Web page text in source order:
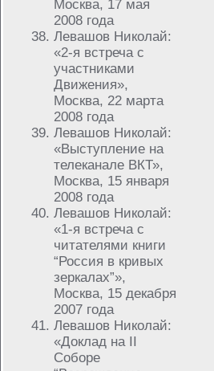
Москва, 17 мая
2008 года
Левашов Николай:
«2-я встреча с
участниками
Движения»,
Москва, 22 марта
2008 года
Левашов Николай:
«Выступление на
телеканале ВКТ»,
Москва, 15 января
2008 года
Левашов Николай:
«1-я встреча с
читателями книги
“Россия в кривых
зеркалах”»,
Москва, 15 декабря
2007 года
Левашов Николай:
«Доклад на II
Соборе